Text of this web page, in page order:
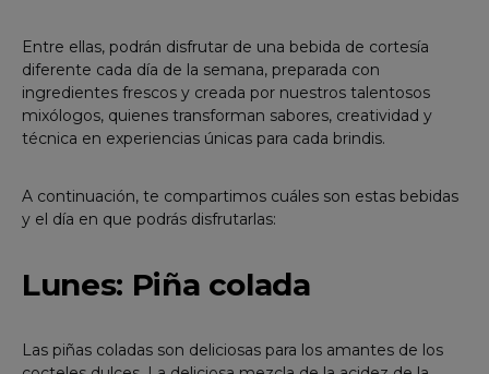
Entre ellas, podrán disfrutar de una bebida de cortesía
diferente cada día de la semana, preparada con
ingredientes frescos y creada por nuestros talentosos
mixólogos, quienes transforman sabores, creatividad y
técnica en experiencias únicas para cada brindis.
A continuación, te compartimos cuáles son estas bebidas
y el día en que podrás disfrutarlas:
Lunes: Piña colada
Las piñas coladas son deliciosas para los amantes de los